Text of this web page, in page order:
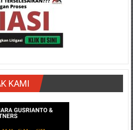
KAMI